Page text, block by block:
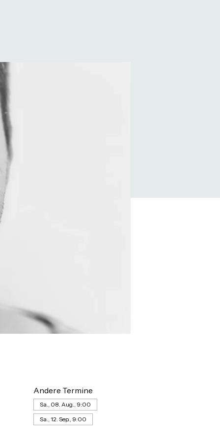
Andere Termine
Sa., 08. Aug., 9:00
Sa., 12. Sep., 9:00